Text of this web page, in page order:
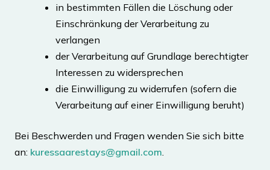
in bestimmten Fällen die Löschung oder
Einschränkung der Verarbeitung zu
verlangen
der Verarbeitung auf Grundlage berechtigter
Interessen zu widersprechen
die Einwilligung zu widerrufen (sofern die
Verarbeitung auf einer Einwilligung beruht)
Bei Beschwerden und Fragen wenden Sie sich bitte
an: kuressaarestays@gmail.com